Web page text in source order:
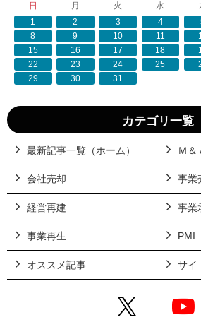
日 月 火 水
1
2 3 4
8
9 10 11
15
16 17 18
22
23 24 25
29
30 31
カテゴリ一覧
最新記事一覧（ホーム） Ｍ＆
会社売却 事業
経営再建 事業
事業再生 PMI
オススメ記事 サイ
X